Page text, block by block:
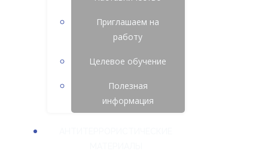
Приглашаем на
работу
Целевое обучение
Полезная
информация